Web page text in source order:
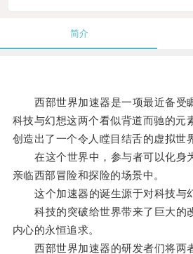
简介
西部世界加速器是一项最近备受
科技与幻想这两个看似背道而驰的元
创造出了一个令人瞠目结舌的虚拟世
在这个世界中，参与者可以化身
亲临西部冒险和探险的场景中。
这个加速器的诞生源于对科技与幻
科技的突破给世界带来了巨大的
内心的永恒追求。
西部世界加速器的研发者们将两